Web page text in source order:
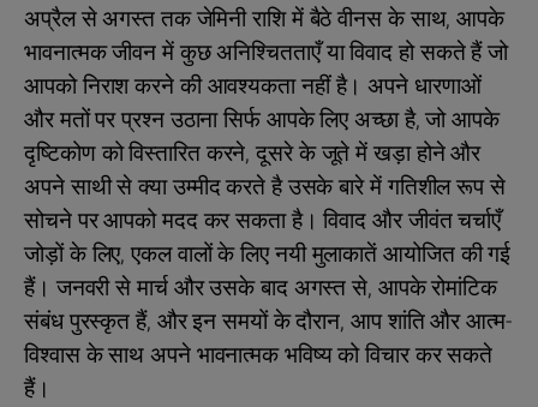
अप्रैल से अगस्त तक जेमिनी राशि में बैठे वीनस के साथ, आपके
भावनात्मक जीवन में कुछ अनिश्चितताएँ या विवाद हो सकते हैं जो
आपको निराश करने की आवश्यकता नहीं है। अपने धारणाओं
और मतों पर प्रश्न उठाना सिर्फ आपके लिए अच्छा है, जो आपके
दृष्टिकोण को विस्तारित करने, दूसरे के जूते में खड़ा होने और
अपने साथी से क्या उम्मीद करते है उसके बारे में गतिशील रूप से
सोचने पर आपको मदद कर सकता है। विवाद और जीवंत चर्चाएँ
जोड़ों के लिए, एकल वालों के लिए नयी मुलाकातें आयोजित की गई
हैं। जनवरी से मार्च और उसके बाद अगस्त से, आपके रोमांटिक
संबंध पुरस्कृत हैं, और इन समयों के दौरान, आप शांति और आत्म-
विश्वास के साथ अपने भावनात्मक भविष्य को विचार कर सकते
हैं।